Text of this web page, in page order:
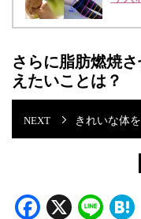
さらに脂肪燃焼
えたいことは？
きれいな体
Facebook
X Line